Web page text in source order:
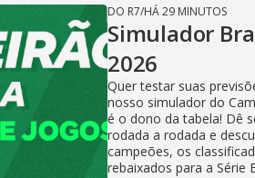
DO R7/HÁ 29 MINUTOS
Simulador
2026
Quer testar suas
nosso simulador do
é o dono da tabela! Dê
rodada a rodada e
campeões, os
rebaixados para a Série